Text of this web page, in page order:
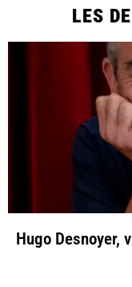
LES
Hugo Desnoyer,